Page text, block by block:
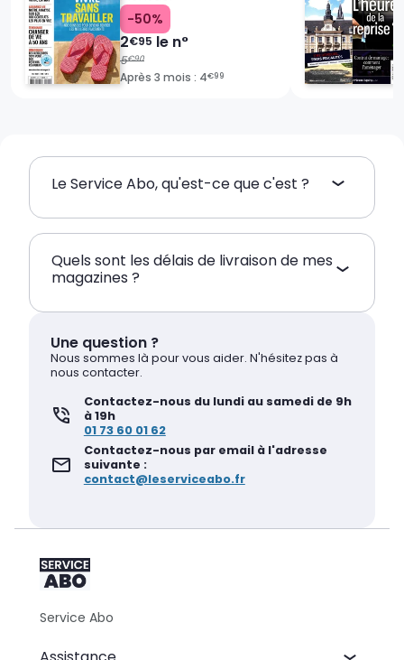
2€95 le n°
-50%
5€90
Après 3 mois : 4€99
Le Service Abo, qu'est-ce que c'est ?
Quels sont les délais de livraison de mes
magazines ?
Une question ?
Nous sommes là pour vous aider. N'hésitez pas à
nous contacter.
Contactez-nous du lundi au samedi de 9h
à 19h
01 73 60 01 62
Contactez-nous par email à l'adresse
suivante :
contact@leserviceabo.fr
Service Abo